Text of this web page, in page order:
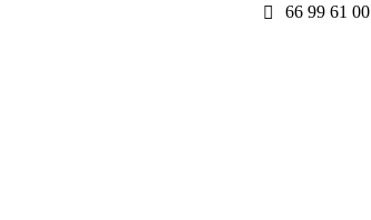
66 99 61 00